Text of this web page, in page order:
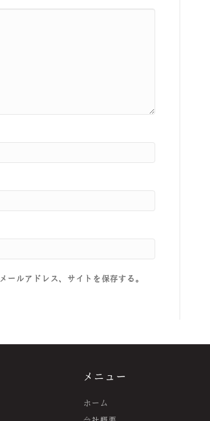
ールアドレス、サイトを保存する。
メニュー
ホーム